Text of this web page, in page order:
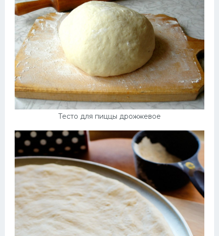
Тесто для пиццы дрожжевое